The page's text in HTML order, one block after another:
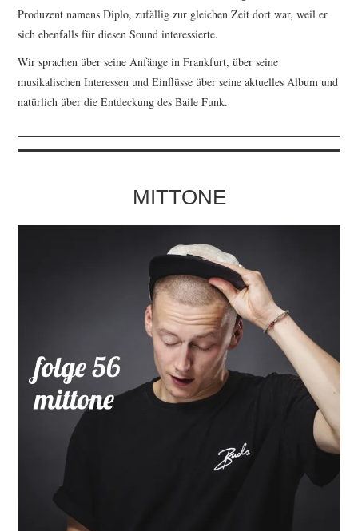
Produzent namens Diplo, zufällig zur gleichen Zeit dort war, weil er
sich ebenfalls für diesen Sound interessierte.
Wir sprachen über seine Anfänge in Frankfurt, über seine
musikalischen Interessen und Einflüsse über seine aktuelles Album und
natürlich über die Entdeckung des Baile Funk.
MITTONE